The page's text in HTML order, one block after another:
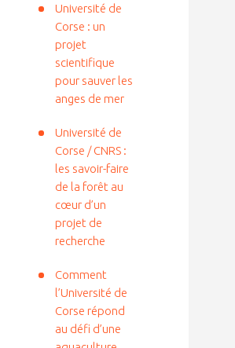
Université de
Corse : un
projet
scientifique
pour sauver les
anges de mer
Université de
Corse / CNRS :
les savoir-faire
de la forêt au
cœur d’un
projet de
recherche
Comment
l’Université de
Corse répond
au défi d’une